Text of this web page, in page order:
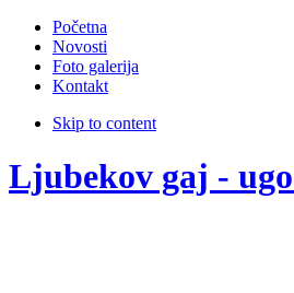
Početna
Novosti
Foto galerija
Kontakt
Skip to content
Ljubekov gaj -